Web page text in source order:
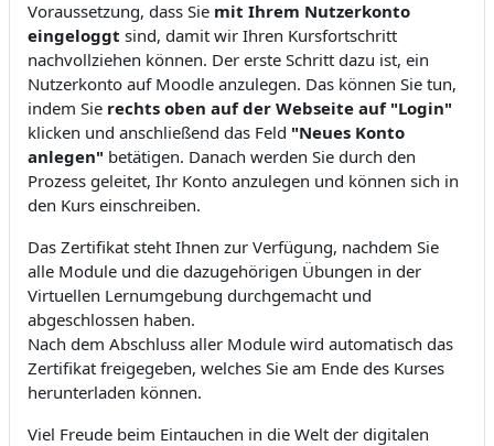
Voraussetzung, dass Sie mit Ihrem Nutzerkonto
eingeloggt sind, damit wir Ihren Kursfortschritt
nachvollziehen können. Der erste Schritt dazu ist, ein
Nutzerkonto auf Moodle anzulegen. Das können Sie tun,
indem Sie rechts oben auf der Webseite auf "Login"
klicken und anschließend das Feld "Neues Konto
anlegen" betätigen. Danach werden Sie durch den
Prozess geleitet, Ihr Konto anzulegen und können sich in
den Kurs einschreiben.
Das Zertifikat steht Ihnen zur Verfügung, nachdem Sie
alle Module und die dazugehörigen Übungen in der
Virtuellen Lernumgebung durchgemacht und
abgeschlossen haben.
Nach dem Abschluss aller Module wird automatisch das
Zertifikat freigegeben, welches Sie am Ende des Kurses
herunterladen können.
Viel Freude beim Eintauchen in die Welt der digitalen